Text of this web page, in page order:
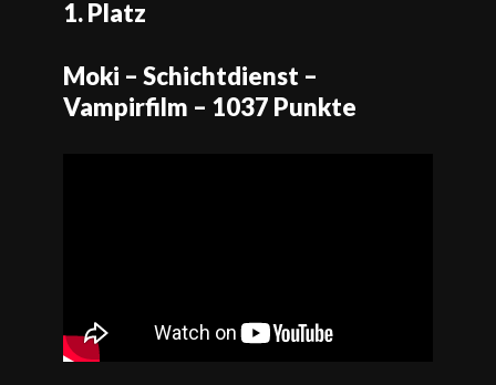
1. Platz
Moki – Schichtdienst –
Vampirfilm – 1037 Punkte